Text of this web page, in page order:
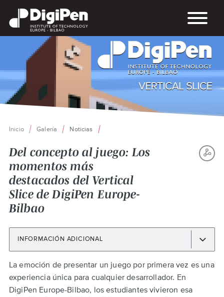
contenido
principal
Ruta
de
navegación
Inicio Galería Noticias
Del concepto al juego: Los
momentos más
destacados del Vertical
Slice de DigiPen Europe-
Bilbao
INFORMACIÓN ADICIONAL
Back
top
La emoción de presentar un juego por primera vez es una
experiencia única para cualquier desarrollador. En
DigiPen Europe-Bilbao, los estudiantes vivieron esa